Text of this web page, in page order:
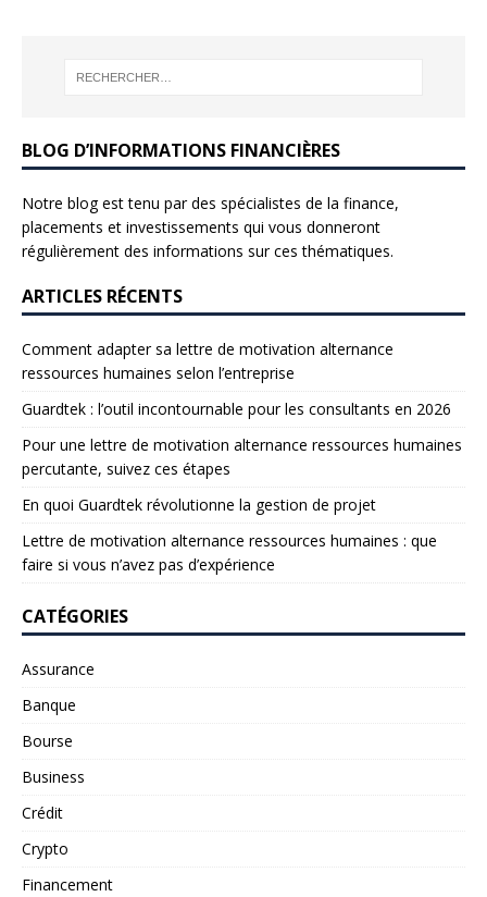
BLOG D’INFORMATIONS FINANCIÈRES
Notre blog est tenu par des spécialistes de la finance,
placements et investissements qui vous donneront
régulièrement des informations sur ces thématiques.
ARTICLES RÉCENTS
Comment adapter sa lettre de motivation alternance
ressources humaines selon l’entreprise
Guardtek : l’outil incontournable pour les consultants en 2026
Pour une lettre de motivation alternance ressources humaines
percutante, suivez ces étapes
En quoi Guardtek révolutionne la gestion de projet
Lettre de motivation alternance ressources humaines : que
faire si vous n’avez pas d’expérience
CATÉGORIES
Assurance
Banque
Bourse
Business
Crédit
Crypto
Financement